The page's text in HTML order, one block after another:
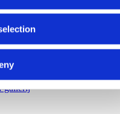
gallerij